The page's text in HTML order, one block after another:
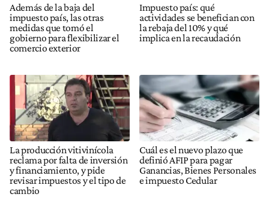
Además de la baja del
impuesto país, las otras
medidas que tomó el
gobierno para flexibilizar el
comercio exterior
Impuesto país: qué
actividades se benefician con
la rebaja del 10% y qué
implica en la recaudación
La producción vitivinícola
reclama por falta de inversión
y financiamiento, y pide
revisar impuestos y el tipo de
cambio
Cuál es el nuevo plazo que
definió AFIP para pagar
Ganancias, Bienes Personales
e impuesto Cedular